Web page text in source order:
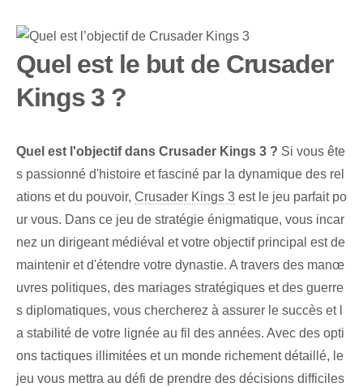
Quel est le but de Crusader
Kings 3 ?
Quel est l'objectif dans Crusader Kings 3 ? Si vous ête
s passionné d'histoire et fasciné par la dynamique des rel
ations et du pouvoir, Crusader Kings 3 est le jeu parfait po
ur vous. Dans ce jeu de stratégie énigmatique, vous incar
nez un dirigeant médiéval et votre objectif principal est de
maintenir et d'étendre votre dynastie. A travers des manœ
uvres politiques, des mariages stratégiques et des guerre
s diplomatiques, vous chercherez à assurer le succès et l
a stabilité de votre lignée au fil des années. Avec des opti
ons tactiques illimitées et un monde richement détaillé, le
jeu vous mettra au défi de prendre des décisions difficiles